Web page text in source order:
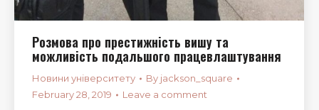
Розмова про престижність вишу та
можливість подальшого працевлаштування
Новини університету By jackson_square
February 28, 2019
Leave a comment